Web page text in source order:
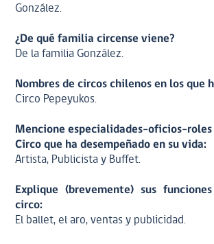
González.
¿De qué familia circense viene?
De la familia González.
Nombres de circos chilenos en los que
Circo Pepeyukos.
Mencione especialidades-oficios-
Circo que ha desempeñado en su vida:
Artista, Publicista y Buffet.
Explique (brevemente) sus
circo:
El ballet, el aro, ventas y publicidad.